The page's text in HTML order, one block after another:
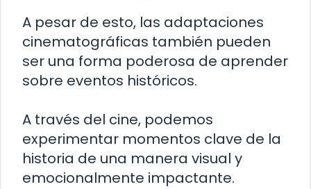
A pesar de esto, las adaptaciones
cinematográficas también pueden
ser una forma poderosa de aprender
sobre eventos históricos.
A través del cine, podemos
experimentar momentos clave de la
historia de una manera visual y
emocionalmente impactante.